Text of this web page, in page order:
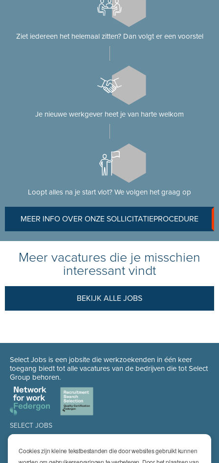
Cookies zijn kleine tekstbestanden die door websites gebruikt kunnen
Ziet iedereen het helemaal zitten? Dan volgt er een voorstel
Je nieuwe werkgever heet je van harte welkom
Loopt alles na je start vlot? We volgen het graag op
MEER INFO OVER ONZE SOLLICITATIEPROCEDURE
Meer vacatures die je misschien
interessant vindt
BEKIJK ALLE JOBS
Select Jobs is een jobsite die werkzoekenden in één keer
toegang biedt tot alle vacatures van de bedrijven die tot Select
Group behoren.
SELECT JOBS
Jobs
Job alert